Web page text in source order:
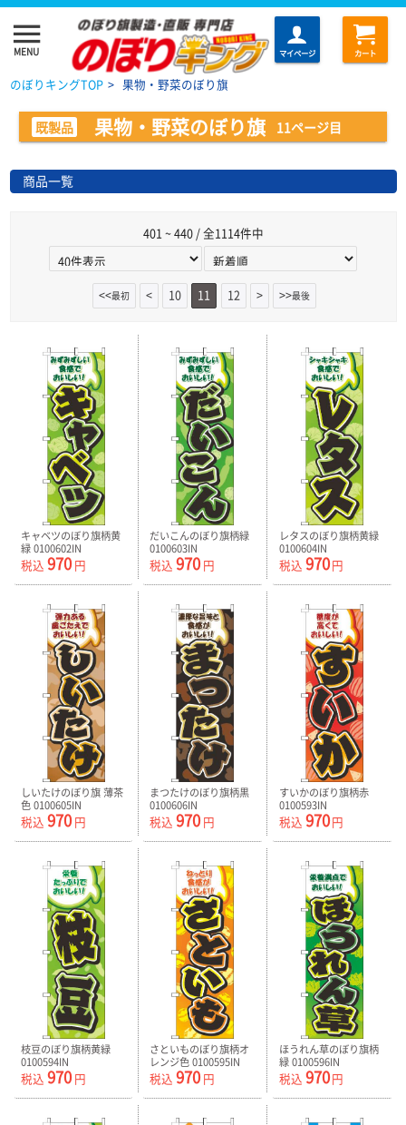
menu
MENU マイページ カート
のぼりキングTOP > 果物・野菜のぼり旗
既製品 果物・野菜のぼり旗 11ページ目
商品一覧
401 ~ 440 / 全1114件中
<<最初 < 10 11 12 > >>最後
キャベツのぼり旗柄黄
緑 0100602IN
税込 970 円
だいこんのぼり旗柄緑
0100603IN
税込 970円
レタスのぼり旗柄黄緑
0100604IN
税込 970円
しいたけのぼり旗 薄茶
色 0100605IN
税込 970 円
まつたけのぼり旗柄黒
0100606IN
税込 970円
すいかのぼり旗柄赤
0100593IN
税込 970円
枝豆のぼり旗柄黄緑
0100594IN
税込 970 円
さといものぼり旗柄オ
レンジ色 0100595IN
税込 970円
ほうれん草のぼり旗柄
緑 0100596IN
税込 970円